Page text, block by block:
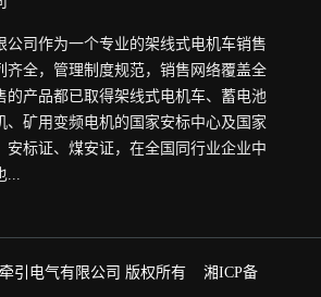
公司作为一个专业的架线式电机车销售
齐全，管理制度规范，销售网络覆盖全
的产品都已取得架线式电机车、蓄电池
、矿用变频电机的国家安标中心及国家
安标证、煤安证，在全国同行业企业中
引电气有限公司 版权所有 湘ICP备